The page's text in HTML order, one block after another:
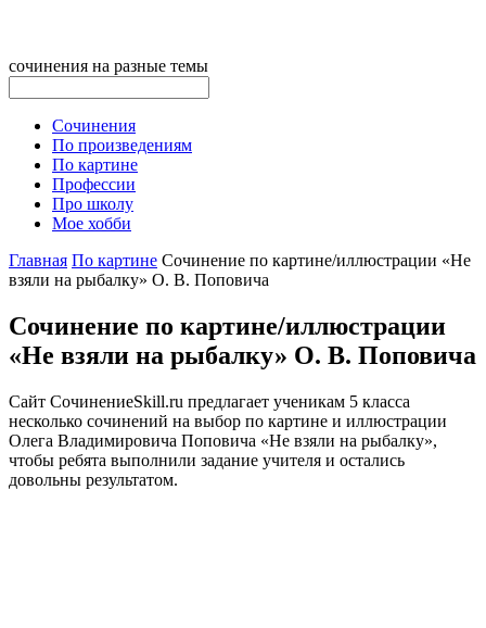
сочинения на разные темы
Сочинения
По произведениям
По картине
Профессии
Про школу
Мое хобби
Главная По картине Сочинение по картине/иллюстрации «Не
взяли на рыбалку» О. В. Поповича
Сочинение по картине/иллюстрации
«Не взяли на рыбалку» О. В. Поповича
Сайт СочинениеSkill.ru предлагает ученикам 5 класса
несколько сочинений на выбор по картине и иллюстрации
Олега Владимировича Поповича «Не взяли на рыбалку»,
чтобы ребята выполнили задание учителя и остались
довольны результатом.